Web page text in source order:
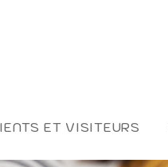
ET VISITEURS